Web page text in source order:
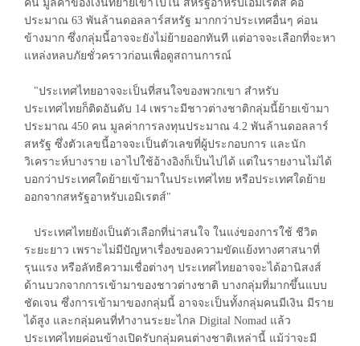
คน มูลค่าของเงินที่ย้ายเข้าไปใน สหรัฐอาหรับเอมิเรตส์ คือ
ประมาณ 63 พันล้านดอลลาร์สหรัฐ มากกว่าประเทศอื่นๆ ค่อน
ข้างมาก ซึ่งกลุ่มนี้อาจจะยังไม่ย้ายออกทันที แต่อาจจะเลือกที่จะหา
แหล่งหลบภัยชั่วคราวก่อนเพื่อดูสถานการณ์
"ประเทศไทยอาจจะเป็นที่สนใจของพวกเขา สำหรับ
ประเทศไทยก็ติดอันดับ 14 เพราะมีชาวต่างชาติกลุ่มนี้ย้ายเข้ามา
ประมาณ 450 คน มูลค่าการลงทุนประมาณ 4.2 พันล้านดอลลาร์
สหรัฐ ซึ่งตัวเลขนี้อาจจะเป็นตัวเลขที่ผู้ประกอบการ และนัก
วิเคราะห์บางราย เอาไปใช้อ้างอิงก็เป็นไปได้ แต่ในรายงานไม่ได้
บอกว่าประเทศใดย้ายเข้ามาในประเทศไทย หรือประเทศใดย้าย
ออกจากสหรัฐอาหรับเอมิเรตส์"
ประเทศไทยยังเป็นตัวเลือกที่น่าสนใจ ในแง่ของการใช้ ชีวิต
ระยะยาว เพราะไม่มีปัญหาเรื่องของความขัดแย้งทางศาสนาที่
รุนแรง หรือลัทธิความเชื่อต่างๆ ประเทศไทยอาจจะได้อานิสงส์
ด้านบวกจากการเข้ามาของชาวต่างชาติ บางกลุ่มที่มากขึ้นแบบ
ชัดเจน ซึ่งการเข้ามาของกลุ่มนี้ อาจจะเป็นทั้งกลุ่มคนมีเงิน มีราย
ได้สูง และกลุ่มคนที่ทำงานระยะไกล Digital Nomad แล้ว
ประเทศไทยค่อนข้างเปิดรับกลุ่มคนต่างชาติเหล่านี้ แม้ว่าจะมี